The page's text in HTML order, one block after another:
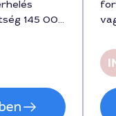
145 000